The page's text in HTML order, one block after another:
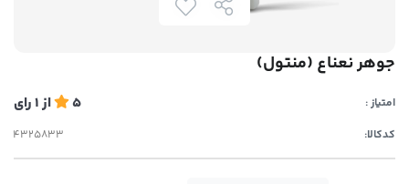
جوهر نعناع (منتول)
امتیاز : 5 از1رای
کدکالا: